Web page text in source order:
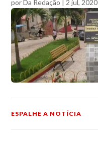
porDa Redação | 2 jul, 2020
ESPALHE A NOTÍCIA